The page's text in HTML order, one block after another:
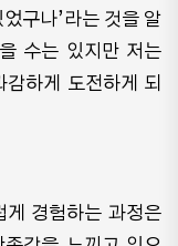
구나’라는 것을 알
수는 있지만 저는
하게 도전하게 되
게 경험하는 과정은